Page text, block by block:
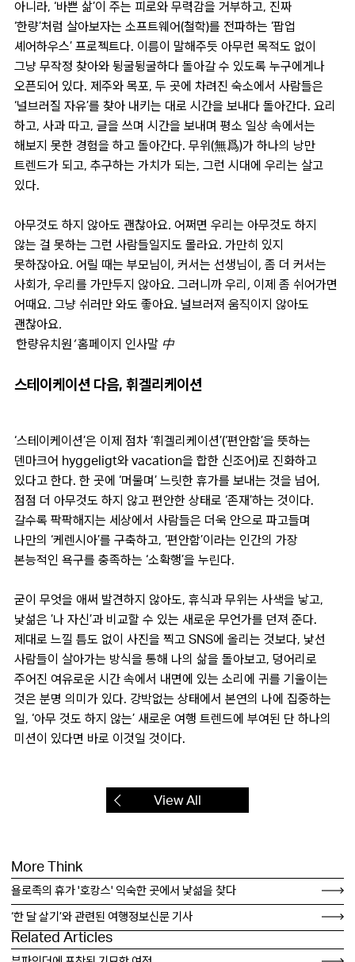
아니라, ‘바쁜 삶’이 주는 피로와 무력감을 거부하고, 진짜
‘한량’처럼 살아보자는 소프트웨어(철학)를 전파하는 ‘팝업
셰어하우스’ 프로젝트다. 이름이 말해주듯 아무런 목적도 없이
그냥 무작정 찾아와 뒹굴뒹굴하다 돌아갈 수 있도록 누구에게나
오픈되어 있다. 제주와 목포, 두 곳에 차려진 숙소에서 사람들은
‘널브러질 자유’를 찾아 내키는 대로 시간을 보내다 돌아간다. 요리
하고, 사과 따고, 글을 쓰며 시간을 보내며 평소 일상 속에서는
해보지 못한 경험을 하고 돌아간다. 무위(無爲)가 하나의 낭만
트렌드가 되고, 추구하는 가치가 되는, 그런 시대에 우리는 살고
있다.
아무것도 하지 않아도 괜찮아요. 어쩌면 우리는 아무것도 하지
않는 걸 못하는 그런 사람들일지도 몰라요. 가만히 있지
못하잖아요. 어릴 때는 부모님이, 커서는 선생님이, 좀 더 커서는
사회가, 우리를 가만두지 않아요. 그러니까 우리, 이제 좀 쉬어가면
어때요. 그냥 쉬러만 와도 좋아요. 널브러져 움직이지 않아도
괜찮아요.
‘한량유치원’ 홈페이지 인사말 中
스테이케이션 다음, 휘겔리케이션
‘스테이케이션’은 이제 점차 ‘휘겔리케이션’(‘편안함’을 뜻하는
덴마크어 hyggeligt와 vacation을 합한 신조어)로 진화하고
있다고 한다. 한 곳에 ‘머물며’ 느릿한 휴가를 보내는 것을 넘어,
점점 더 아무것도 하지 않고 편안한 상태로 ‘존재’하는 것이다.
갈수록 팍팍해지는 세상에서 사람들은 더욱 안으로 파고들며
나만의 ‘케렌시아’를 구축하고, ‘편안함’이라는 인간의 가장
본능적인 욕구를 충족하는 ‘소확행’을 누린다.
굳이 무엇을 애써 발견하지 않아도, 휴식과 무위는 사색을 낳고,
낯섦은 ’나 자신’과 비교할 수 있는 새로운 무언가를 던져 준다.
제대로 느낄 틈도 없이 사진을 찍고 SNS에 올리는 것보다, 낯선
사람들이 살아가는 방식을 통해 나의 삶을 돌아보고, 덩어리로
주어진 여유로운 시간 속에서 내면에 있는 소리에 귀를 기울이는
것은 분명 의미가 있다. 강박없는 상태에서 본연의 나에 집중하는
일, ‘아무 것도 하지 않는’ 새로운 여행 트렌드에 부여된 단 하나의
미션이 있다면 바로 이것일 것이다.
View All
More Think
욜로족의 휴가 '호캉스' 익숙한 곳에서 낯섦을 찾다
‘한 달 살기’와 관련된 여행정보신문 기사
Related Articles